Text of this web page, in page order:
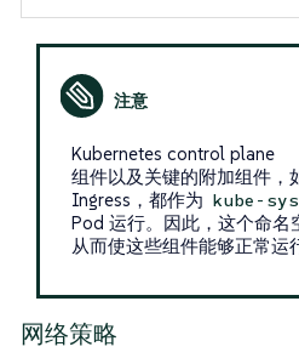
Kubernetes control plane
组件以及关键的附加组件，
Ingress，都作为 kube-
Pod 运行。因此，这个命名
从而使这些组件能够正常运
网络策略